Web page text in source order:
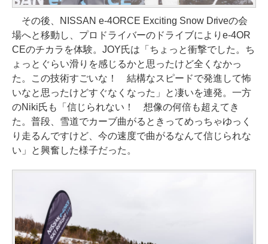
その後、NISSAN e-4ORCE Exciting Snow Driveの会
場へと移動し、プロドライバーのドライブによりe-4OR
CEのチカラを体験。JOY氏は「ちょっと衝撃でした。ち
ょっとぐらい滑りを感じるかと思ったけど全くなかっ
た。この技術すごいな！ 結構なスピードで発進して怖
いなと思ったけどすぐなくなった」と凄いを連発。一方
のNiki氏も「信じられない！ 想像の何倍も超えてき
た。普段、雪道でカーブ曲がるときってめっちゃゆっく
り走るんですけど、今の速度で曲がるなんて信じられな
い」と興奮した様子だった。